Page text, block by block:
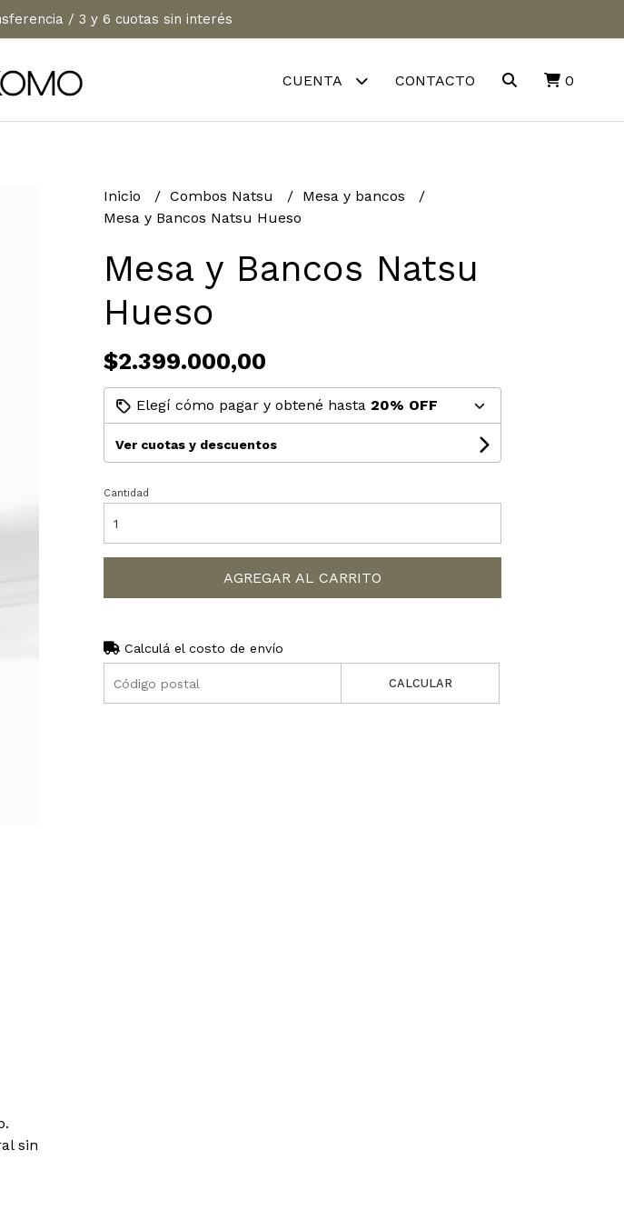
/ 3 y 6 cuotas sin interés
CUENTA CONTACTO 0
sin
Inicio Combos Natsu
Mesa y bancos
Mesa y Bancos Natsu Hueso
Mesa y Bancos Natsu
Hueso
$2.399.000,00
Elegí cómo pagar y obtené hasta 20% OFF
Ver cuotas y descuentos
Cantidad
AGREGAR AL CARRITO
Calculá el costo de envío
CALCULAR